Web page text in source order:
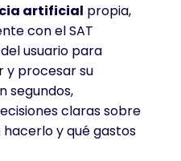
artificial propia,
con el SAT
usuario para
y procesar su
segundos,
claras sobre
y qué gastos